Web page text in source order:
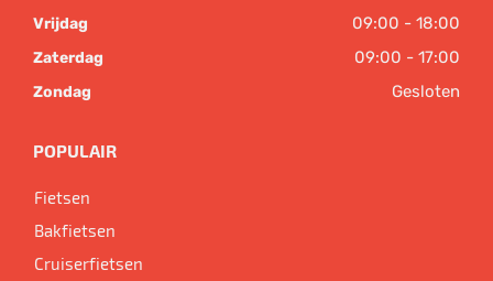
Vrijdag 09:00 - 18:00
Zaterdag 09:00 - 17:00
Zondag Gesloten
POPULAIR
Fietsen
Bakfietsen
Cruiserfietsen